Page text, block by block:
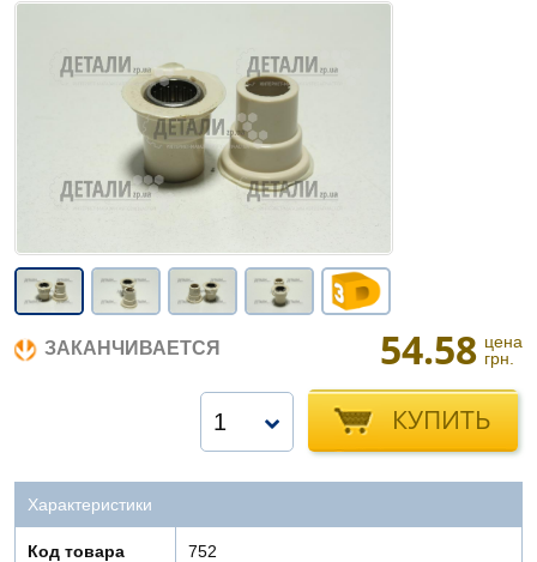
ЗАКАНЧИВАЕТСЯ 54.58 цена
грн.
КУПИТЬ
1
Характеристики
Код товара 752